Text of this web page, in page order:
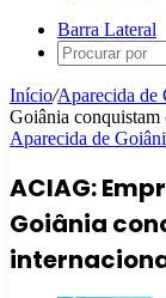
Barra Lateral
Início/Aparecida de
Goiânia conquistam
Aparecida de
ACIAG:
Goiânia